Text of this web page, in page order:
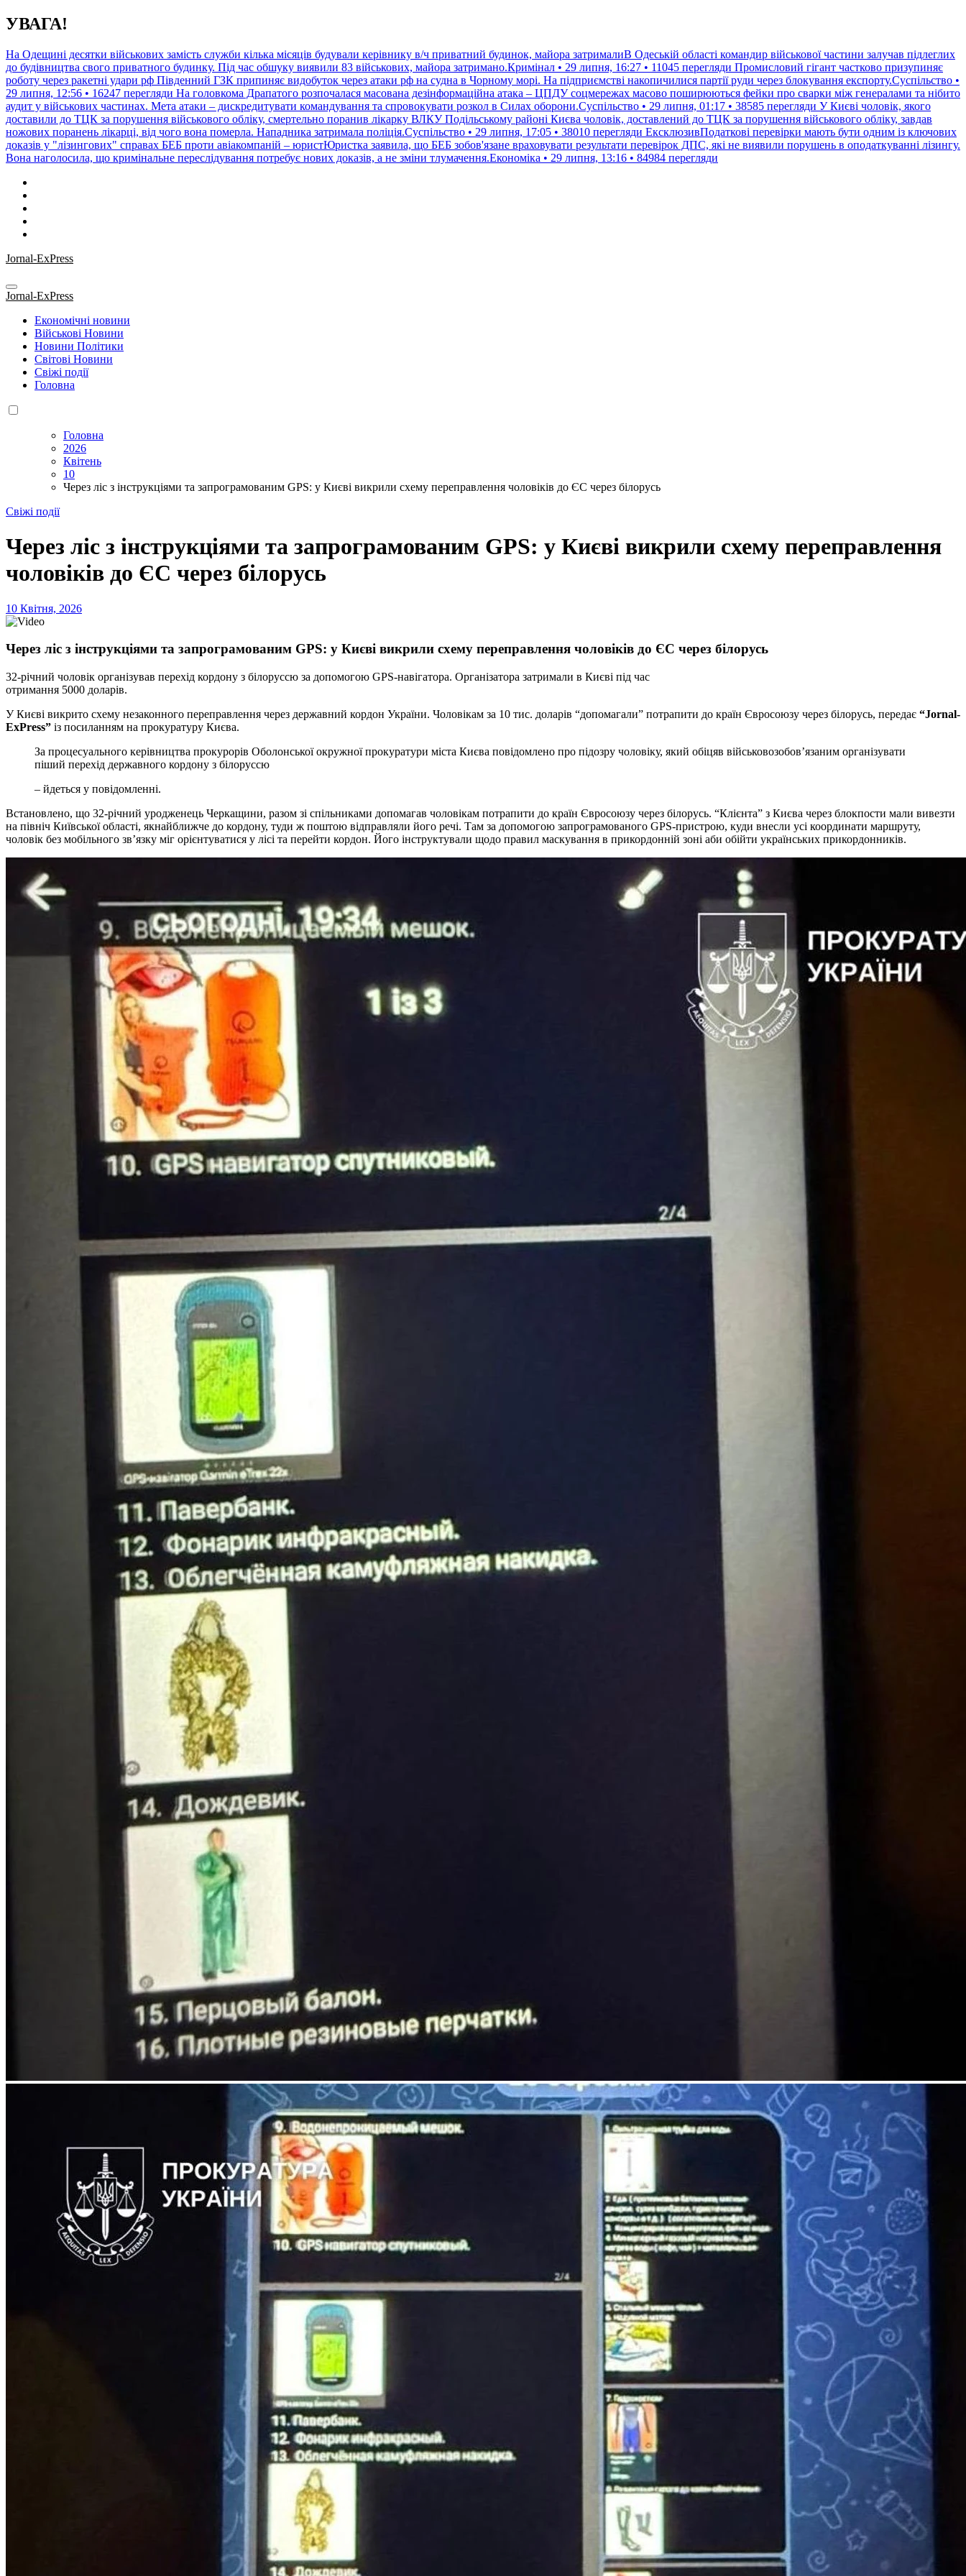
Перейти
до
УВАГА!
На Одещині десятки військових замість служби кілька місяців будували керівнику в/ч приватний будинок, майора затрималиВ Одеській області командир військової частини залучав підлеглих
до будівництва свого приватного будинку. Під час обшуку виявили 83 військових, майора затримано.Кримінал • 29 липня, 16:27 • 11045 перегляди Промисловий гігант частково призупиняє
роботу через ракетні удари рф Південний ГЗК припиняє видобуток через атаки рф на судна в Чорному морі. На підприємстві накопичилися партії руди через блокування експорту.Суспільство •
29 липня, 12:56 • 16247 перегляди На головкома Драпатого розпочалася масована дезінформаційна атака – ЦПДУ соцмережах масово поширюються фейки про сварки між генералами та нібито
аудит у військових частинах. Мета атаки – дискредитувати командування та спровокувати розкол в Силах оборони.Суспільство • 29 липня, 01:17 • 38585 перегляди У Києві чоловік, якого
доставили до ТЦК за порушення військового обліку, смертельно поранив лікарку ВЛКУ Подільському районі Києва чоловік, доставлений до ТЦК за порушення військового обліку, завдав
ножових поранень лікарці, від чого вона померла. Нападника затримала поліція.Суспільство • 29 липня, 17:05 • 38010 перегляди ЕксклюзивПодаткові перевірки мають бути одним із ключових
доказів у "лізингових" справах БЕБ проти авіакомпаній – юристЮристка заявила, що БЕБ зобов'язане враховувати результати перевірок ДПС, які не виявили порушень в оподаткуванні лізингу.
Вона наголосила, що кримінальне переслідування потребує нових доказів, а не зміни тлумачення.Економіка • 29 липня, 13:16 • 84984 перегляди
Jornal-ExPress
Jornal-ExPress
Економічні новини
Військові Новини
Новини Політики
Світові Новини
Свіжі події
Головна
Головна
2026
Квітень
10
Через ліс з інструкціями та запрограмованим GPS: у Києві викрили схему переправлення чоловіків до ЄС через білорусь
Свіжі події
Через ліс з інструкціями та запрограмованим GPS: у Києві викрили схему переправлення
чоловіків до ЄС через білорусь
10 Квітня, 2026
Через ліс з інструкціями та запрограмованим GPS: у Києві викрили схему переправлення чоловіків до ЄС через білорусь
32-річний чоловік організував перехід кордону з білоруссю за допомогою GPS-навігатора. Організатора затримали в Києві під час
отримання 5000 доларів.
У Києві викрито схему незаконного переправлення через державний кордон України. Чоловікам за 10 тис. доларів “допомагали” потрапити до країн Євросоюзу через білорусь, передає “Jornal-
ExPress” із посиланням на прокуратуру Києва.
За процесуального керівництва прокурорів Оболонської окружної прокуратури міста Києва повідомлено про підозру чоловіку, який обіцяв військовозобов’язаним організувати
піший перехід державного кордону з білоруссю
– йдеться у повідомленні.
Встановлено, що 32-річний уродженець Черкащини, разом зі спільниками допомагав чоловікам потрапити до країн Євросоюзу через білорусь. “Клієнта” з Києва через блокпости мали вивезти
на північ Київської області, якнайближче до кордону, туди ж поштою відправляли його речі. Там за допомогою запрограмованого GPS-пристрою, куди внесли усі координати маршруту,
чоловік без мобільного зв’язку міг орієнтуватися у лісі та перейти кордон. Його інструктували щодо правил маскування в прикордонній зоні аби обійти українських прикордонників.